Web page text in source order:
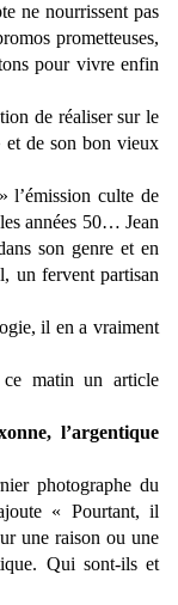
ne nourrissent pas
prometteuses,
pour vivre enfin
de réaliser sur le
et de son bon vieux
l’émission culte de
années 50… Jean
son genre et en
un fervent partisan
il en a vraiment
matin un article
l’argentique
photographe du
« Pourtant, il
une raison ou une
Qui sont-ils et